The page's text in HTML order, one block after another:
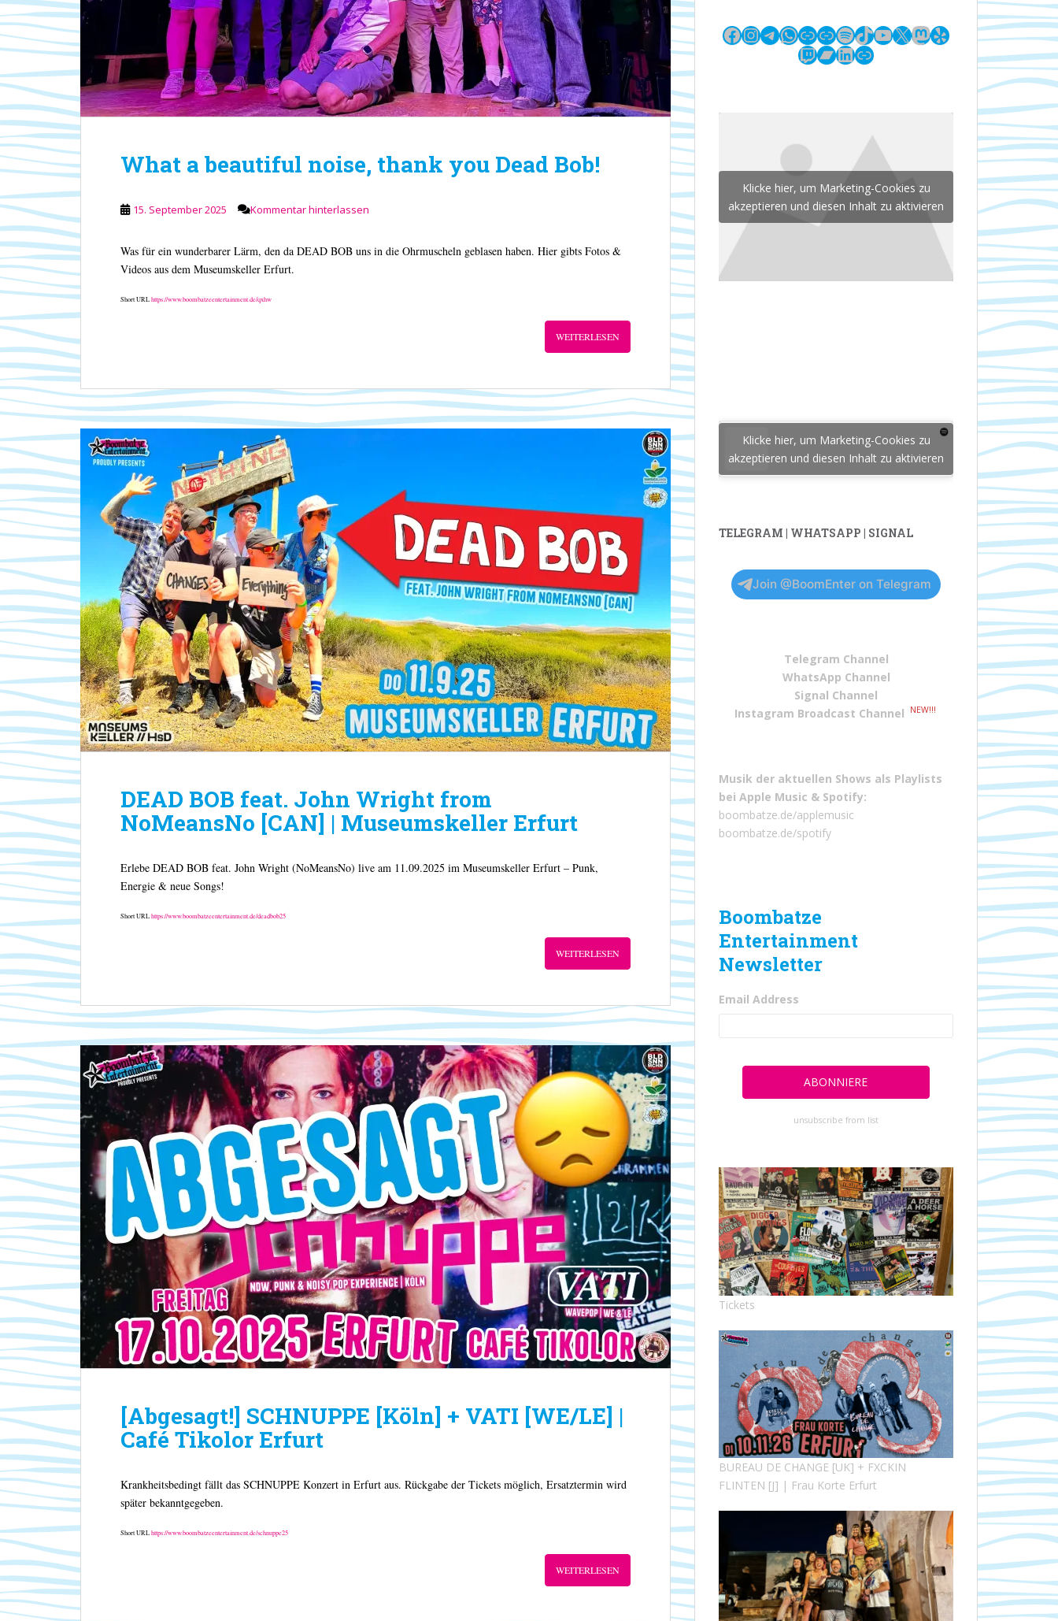
What a beautiful noise, thank you Dead Bob!
15. September 2025 Kommentar hinterlassen
Was für ein wunderbarer Lärm, den da DEAD BOB uns in die Ohrmuscheln geblasen haben. Hier gibts Fotos &
Videos aus dem Museumskeller Erfurt.
Short URLhttps://www.boombatzeentertainment.de/qxhw
WEITERLESEN
DEAD BOB feat. John Wright from
NoMeansNo [CAN] | Museumskeller Erfurt
Erlebe DEAD BOB feat. John Wright (NoMeansNo) live am 11.09.2025 im Museumskeller Erfurt – Punk,
Energie & neue Songs!
Short URLhttps://www.boombatzeentertainment.de/deadbob25
WEITERLESEN
[Abgesagt!] SCHNUPPE [Köln] + VATI [WE/LE] |
Café Tikolor Erfurt
Krankheitsbedingt fällt das SCHNUPPE Konzert in Erfurt aus. Rückgabe der Tickets möglich, Ersatztermin wird
später bekanntgegeben.
Short URLhttps://www.boombatzeentertainment.de/schnuppe25
WEITERLESEN
Facebook
Instagram
Telegram
WhatsApp
LinkLinkSpotify
TikTok
YouTube
X Mastodon
Yelp
Twitch
Bandcamp
LinkedIn
Link
Klicke hier, um Marketing-Cookies zu
akzeptieren und diesen Inhalt zu aktivieren
Klicke hier, um Marketing-Cookies zu
akzeptieren und diesen Inhalt zu aktivieren
TELEGRAM | WHATSAPP | SIGNAL
Join @BoomEnter on Telegram
Telegram Channel
WhatsApp Channel
Signal Channel
Instagram Broadcast Channel
NEW!!!
Musik der aktuellen Shows als Playlists
bei Apple Music & Spotify:
boombatze.de/applemusic
boombatze.de/spotify
Boombatze
Entertainment
Newsletter
Email Address
unsubscribe from list
Tickets
BUREAU DE CHANGE [UK] + FXCKIN
FLINTEN [J] | Frau Korte Erfurt